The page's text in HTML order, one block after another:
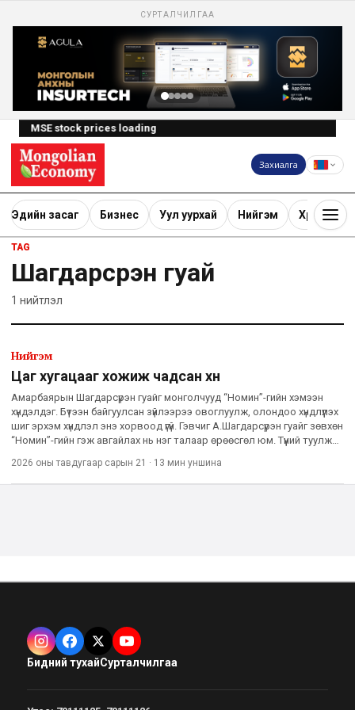
СУРТАЛЧИЛГАА
MSE stock prices loading
Захиалга
Эдийн засаг Бизнес Уул уурхай Нийгэм Хөрөнгө
TAG
Шагдарсүрэн гуай
1 нийтлэл
Нийгэм
Цаг хугацааг хожиж чадсан хүн
Амарбаярын Шагдарсүрэн гуайг монголчууд “Номин”-гийн хэмээн
хүндэлдэг. Бүтээн байгуулсан зүйлээрээ овоглуулж, олондоо хүндлүүлэх
шиг эрхэм хүндлэл энэ хорвоод үгүй. Гэвчиг А.Шагдарсүрэн гуайг зөвхөн
“Номин”-гийн гэж авгайлах нь нэг талаар өрөөсгөл юм. Түүний туулж
2026 оны тавдугаар сарын 21 · 13 мин уншина
Бидний тухайСурталчилгаа